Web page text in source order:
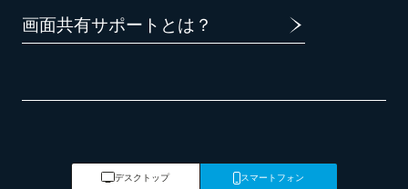
画面共有サポートとは？
デスクトップ スマートフォン